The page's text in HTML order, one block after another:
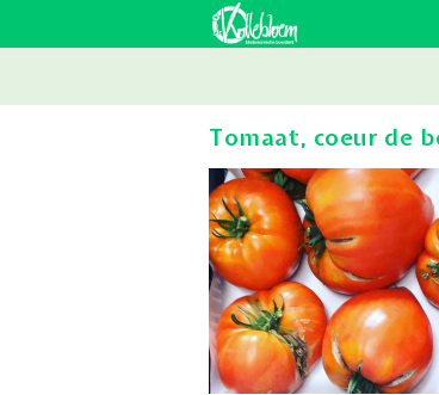
Tomaat, coeur de